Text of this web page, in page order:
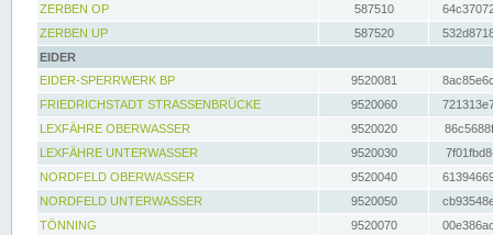
ZERBEN OP
587510
ZERBEN UP
587520
EIDER
EIDER-SPERRWERK BP
9520081
FRIEDRICHSTADT STRASSENBRÜCKE
9520060
LEXFÄHRE OBERWASSER
9520020
LEXFÄHRE UNTERWASSER
9520030
NORDFELD OBERWASSER
9520040
NORDFELD UNTERWASSER
9520050
TÖNNING
9520070